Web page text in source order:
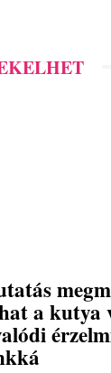
a kutya